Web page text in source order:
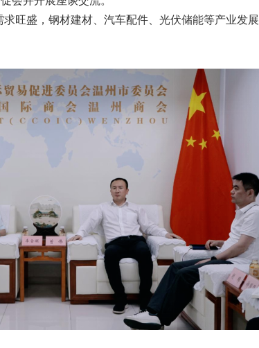
旺盛，钢材建材、汽车配件、光伏储能等产业发